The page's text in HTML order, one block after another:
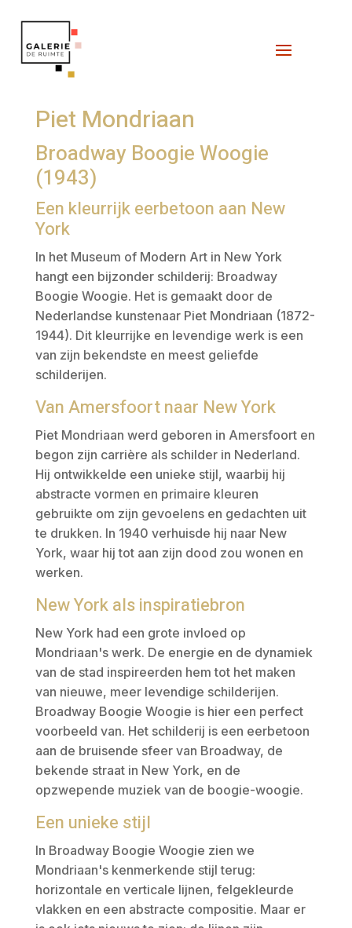
Piet Mondriaan
Broadway Boogie Woogie
(1943)
Een kleurrijk eerbetoon aan New
York
In het Museum of Modern Art in New York
hangt een bijzonder schilderij: Broadway
Boogie Woogie. Het is gemaakt door de
Nederlandse kunstenaar Piet Mondriaan (1872-
1944). Dit kleurrijke en levendige werk is een
van zijn bekendste en meest geliefde
schilderijen.
Van Amersfoort naar New York
Piet Mondriaan werd geboren in Amersfoort en
begon zijn carrière als schilder in Nederland.
Hij ontwikkelde een unieke stijl, waarbij hij
abstracte vormen en primaire kleuren
gebruikte om zijn gevoelens en gedachten uit
te drukken. In 1940 verhuisde hij naar New
York, waar hij tot aan zijn dood zou wonen en
werken.
New York als inspiratiebron
New York had een grote invloed op
Mondriaan's werk. De energie en de dynamiek
van de stad inspireerden hem tot het maken
van nieuwe, meer levendige schilderijen.
Broadway Boogie Woogie is hier een perfect
voorbeeld van. Het schilderij is een eerbetoon
aan de bruisende sfeer van Broadway, de
bekende straat in New York, en de
opzwepende muziek van de boogie-woogie.
Een unieke stijl
In Broadway Boogie Woogie zien we
Mondriaan's kenmerkende stijl terug:
horizontale en verticale lijnen, felgekleurde
vlakken en een abstracte compositie. Maar er